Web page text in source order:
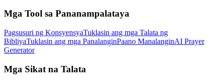
Mga Tool sa Pananampalataya
Pagsusuri ng KonsyensyaTuklasin ang mga Talata ng
BibliyaTuklasin ang mga PanalanginPaano ManalanginAI Prayer
Generator
Mga Sikat na Talata